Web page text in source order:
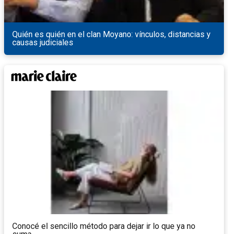
Quién es quién en el clan Moyano: vínculos, distancias y
causas judiciales
Conocé el sencillo método para dejar ir lo que ya no